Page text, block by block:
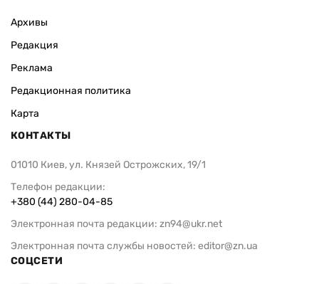
Архивы
Редакция
Реклама
Редакционная политика
Карта
КОНТАКТЫ
01010 Киев, ул. Князей Острожских, 19/1
Телефон редакции:
+380 (44) 280-04-85
Электронная почта редакции: zn94@ukr.net
Электронная почта службы новостей: editor@zn.ua
СОЦСЕТИ